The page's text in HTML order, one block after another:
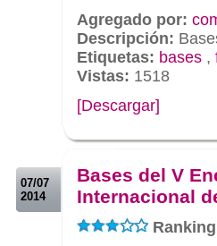
Agregado por:
Descripción:
Etiquetas: bases ,
Vistas: 1518
[Descargar]
07/07
2014
Bases del V
Internacional